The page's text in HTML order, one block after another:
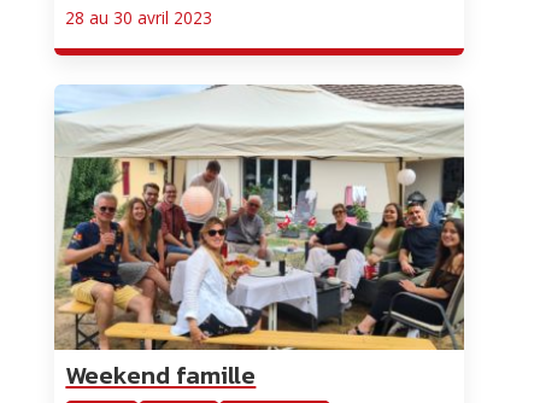
28 au 30 avril 2023
Weekend famille